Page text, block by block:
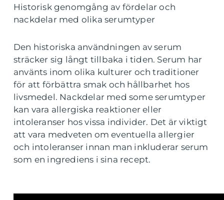
Historisk genomgång av fördelar och
nackdelar med olika serumtyper
Den historiska användningen av serum
sträcker sig långt tillbaka i tiden. Serum har
använts inom olika kulturer och traditioner
för att förbättra smak och hållbarhet hos
livsmedel. Nackdelar med some serumtyper
kan vara allergiska reaktioner eller
intoleranser hos vissa individer. Det är viktigt
att vara medveten om eventuella allergier
och intoleranser innan man inkluderar serum
som en ingrediens i sina recept.